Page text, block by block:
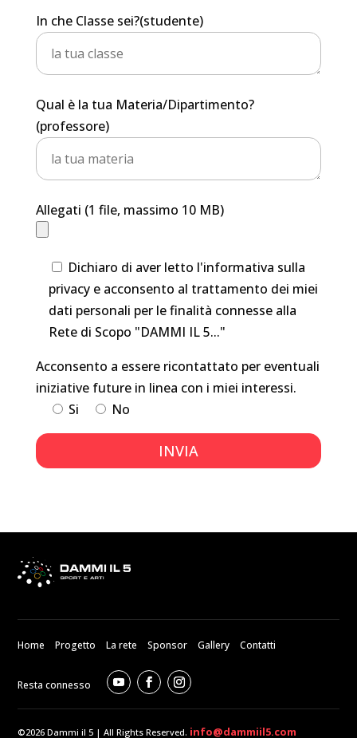
In che Classe sei?(studente)
Qual è la tua Materia/Dipartimento?
(professore)
Allegati (1 file, massimo 10 MB)
Dichiaro di aver letto l'informativa sulla
privacy e acconsento al trattamento dei miei
dati personali per le finalità connesse alla
Rete di Scopo "DAMMI IL 5..."
Acconsento a essere ricontattato per eventuali
iniziative future in linea con i miei interessi.
Si
No
Home Progetto La rete Sponsor Gallery Contatti
Resta connesso
©2026 Dammi il 5 | All Rights Reserved. info@dammiil5.com